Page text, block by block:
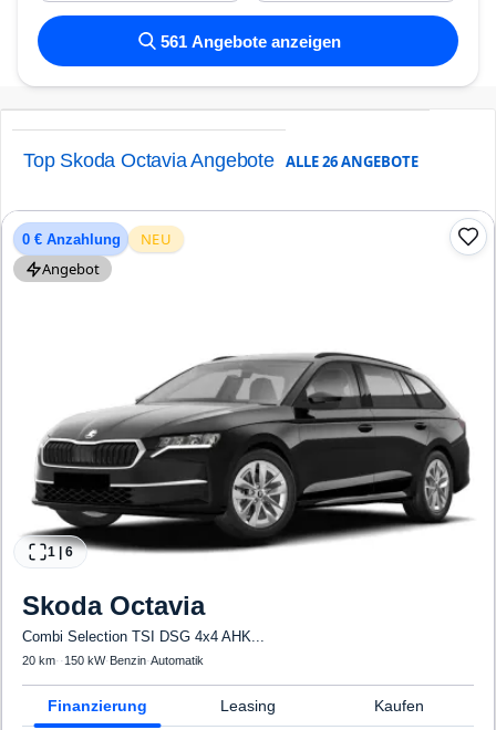
561 Angebote anzeigen
Top Skoda Octavia Angebote ALLE26ANGEBOTE
0 € Anzahlung
NEU
Angebot
1 6
Skoda Octavia
Combi Selection TSI DSG 4x4 AHK...
20 km· · 150 kW· Benzin·Automatik
Finanzierung Leasing Kaufen